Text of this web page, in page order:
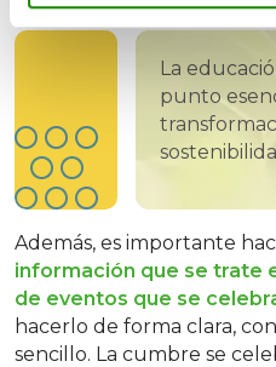
La
punto
Además, es importante
información que se trate
de eventos que se
hacerlo de forma clara,
sencillo. La cumbre se